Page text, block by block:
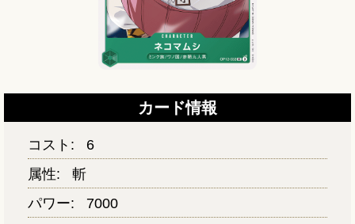
カード情報
コスト:
6
属性:
斬
パワー:
7000